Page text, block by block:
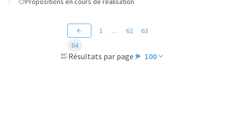
Résultats par page : 100
1 … 62
63
64